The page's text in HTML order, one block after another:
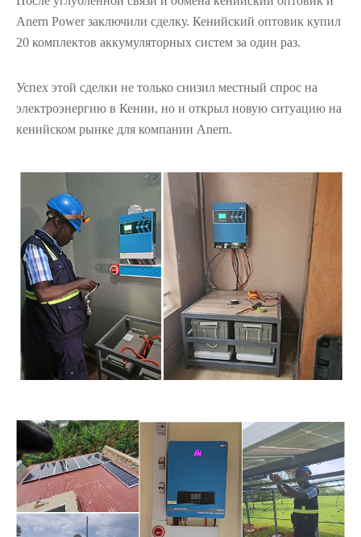
Anern Power заключили сделку. Кенийский оптовик купил
20 комплектов аккумуляторных систем за один раз.
Успех этой сделки не только снизил местный спрос на
электроэнергию в Кении, но и открыл новую ситуацию на
кенийском рынке для компании Anern.